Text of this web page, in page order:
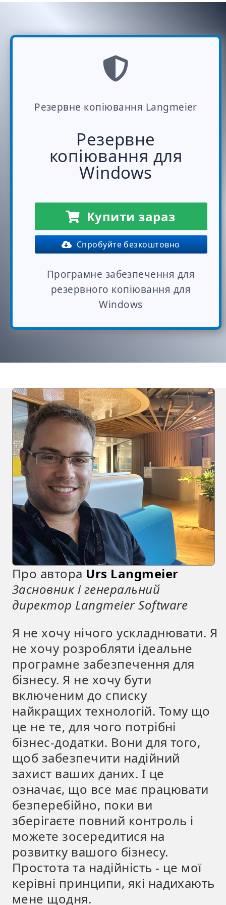
Резервне копіювання Langmeier
Резервне
копіювання для
Windows
Купити зараз
Спробуйте безкоштовно
Програмне забезпечення для
резервного копіювання для
Windows
Про автора Urs Langmeier
Засновник і генеральний
директор Langmeier Software
Я не хочу нічого ускладнювати. Я
не хочу розробляти ідеальне
програмне забезпечення для
бізнесу. Я не хочу бути
включеним до списку
найкращих технологій. Тому що
це не те, для чого потрібні
бізнес-додатки. Вони для того,
щоб забезпечити надійний
захист ваших даних. І це
означає, що все має працювати
безперебійно, поки ви
зберігаєте повний контроль і
можете зосередитися на
розвитку вашого бізнесу.
Простота та надійність - це мої
керівні принципи, які надихають
мене щодня.